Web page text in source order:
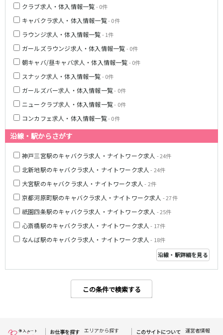
クラブ求人・体入情報一覧- 0件
キャバクラ求人・体入情報一覧- 0件
ラウンジ求人・体入情報一覧- 1件
ガールズラウンジ求人・体入情報一覧- 0件
朝キャバ/昼キャバ求人・体入情報一覧- 0件
スナック求人・体入情報一覧- 0件
ガールズバー求人・体入情報一覧- 0件
ニュークラブ求人・体入情報一覧- 0件
コンカフェ求人・体入情報一覧- 0件
沿線・駅からさがす
神戸三宮駅のキャバクラ求人・ナイトワーク求人 - 24件
北新地駅のキャバクラ求人・ナイトワーク求人 - 24件
大宮駅のキャバクラ求人・ナイトワーク求人 - 2件
京都河原町駅のキャバクラ求人・ナイトワーク求人 - 27件
祇園四条駅のキャバクラ求人・ナイトワーク求人 - 25件
心斎橋駅のキャバクラ求人・ナイトワーク求人 - 17件
なんば駅のキャバクラ求人・ナイトワーク求人 - 18件
沿線・駅詳細を見る
この条件で検索する
十三駅
阪神本線
神戸三宮駅
尼崎駅
西宮駅
出屋敷駅
福島駅
JR山陽本線(姫路～岡山)
姫路駅
JR大阪環状線
天満駅
弁天町駅
森ノ宮駅
福島駅
Osaka Metro堺筋線
長堀橋駅
扇町駅
日本橋駅
北浜駅
布施駅
お仕事を探す エリアから探す このサイトについて 運営者情報